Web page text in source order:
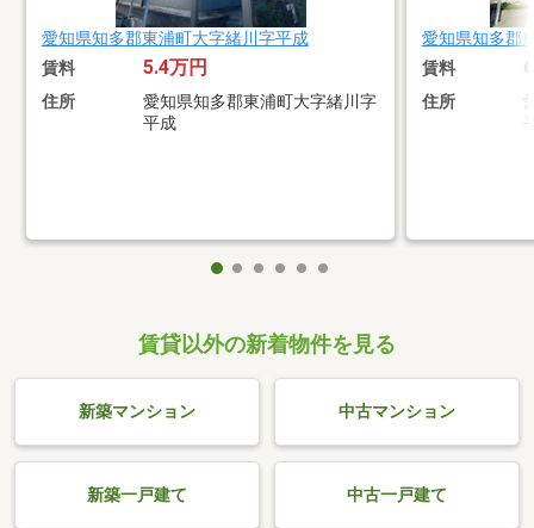
愛知県知多郡東浦町大字緒川字平成
賃料 5.4万円
住所
愛知県知多郡東浦町大字緒川字
平成
愛知県知多郡
賃料
住所
賃貸以外の新着物件を見る
新築マンション 中古マンション
新築一戸建て 中古一戸建て